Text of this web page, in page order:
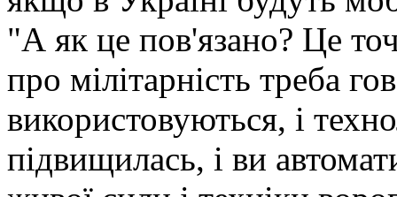
"А як це пов'язано? Це
про мілітарність треба
використовуються, і
підвищилась, і ви